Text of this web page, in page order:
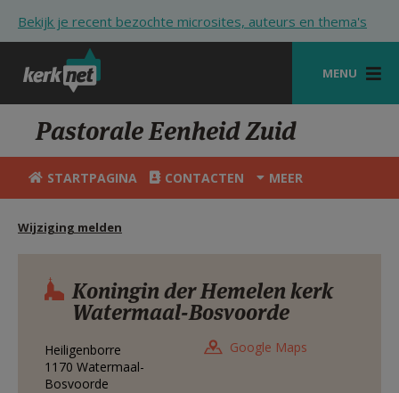
Bekijk je recent bezochte microsites, auteurs en thema's
MENU
STARTPAGINA
KERK
VIERINGEN
SHOP
HULP
STARTPAGINA PORTAAL
MIJN PAROCHIE
Pastorale Eenheid Zuid
STARTPAGINA CONTACTEN MEER
Wijziging melden
Koningin der Hemelen kerk
Watermaal-Bosvoorde
Heiligenborre
1170 Watermaal-
Bosvoorde
Google Maps